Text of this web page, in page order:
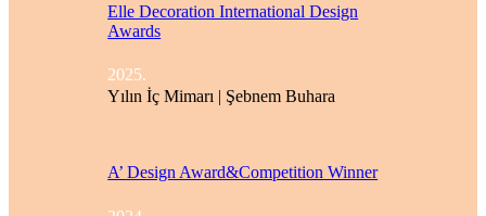
Elle Decoration International Design
Awards
2025.
Yılın İç Mimarı | Şebnem Buhara
A’ Design Award&Competition Winner